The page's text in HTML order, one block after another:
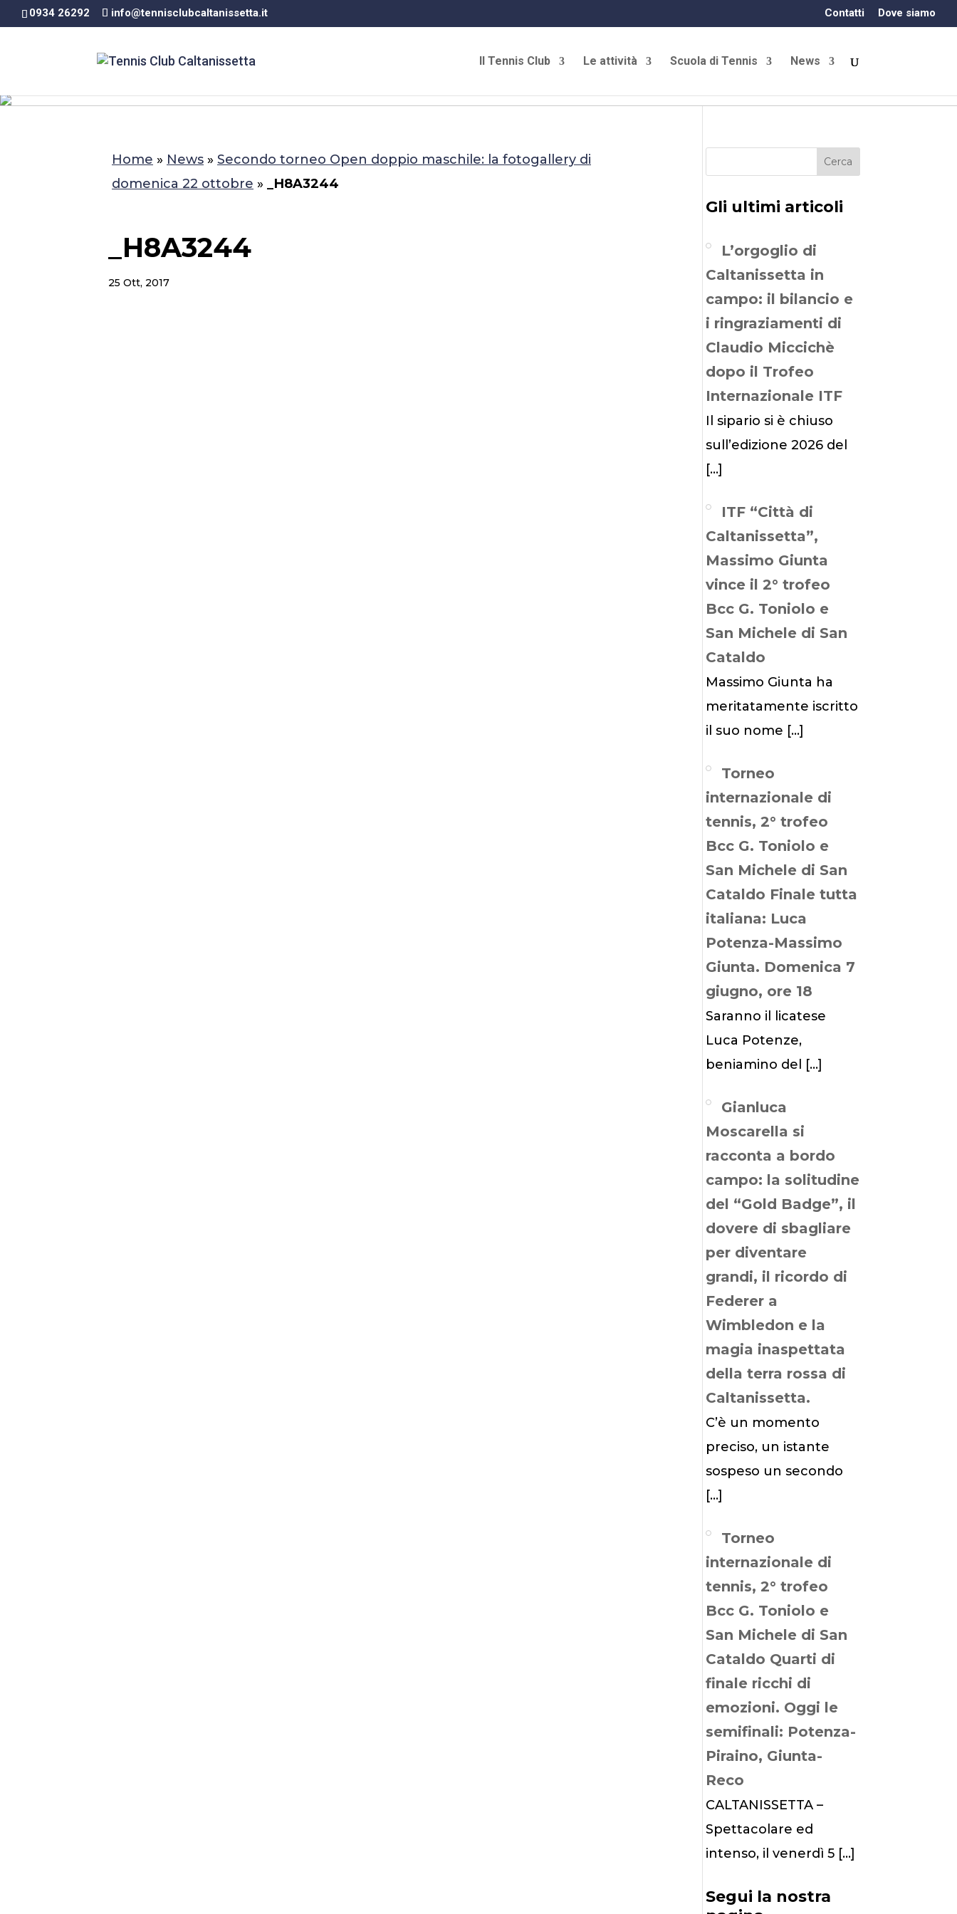
0934 26292 info@tennisclubcaltanissetta.it Contatti Dove siamo
Il Tennis Club Le attività Scuola di Tennis News
Home » News » Secondo torneo Open doppio maschile: la fotogallery di
domenica 22 ottobre » _H8A3244
_H8A3244
25 Ott, 2017
Cerca
Gli ultimi articoli
L’orgoglio di
Caltanissetta in
campo: il bilancio e
i ringraziamenti di
Claudio Miccichè
dopo il Trofeo
Internazionale ITF
Il sipario si è chiuso
sull’edizione 2026 del
[…]
ITF “Città di
Caltanissetta”,
Massimo Giunta
vince il 2° trofeo
Bcc G. Toniolo e
San Michele di San
Cataldo
Massimo Giunta ha
meritatamente iscritto
il suo nome […]
Torneo
internazionale di
tennis, 2° trofeo
Bcc G. Toniolo e
San Michele di San
Cataldo Finale tutta
italiana: Luca
Potenza-Massimo
Giunta. Domenica 7
giugno, ore 18
Saranno il licatese
Luca Potenze,
beniamino del
[…]
Gianluca
Moscarella si
racconta a bordo
campo: la solitudine
del “Gold Badge”, il
dovere di sbagliare
per diventare
grandi, il ricordo di
Federer a
Wimbledon e la
magia inaspettata
della terra rossa di
Caltanissetta.
C’è un momento
preciso, un istante
sospeso un secondo
[…]
Torneo
internazionale di
tennis, 2° trofeo
Bcc G. Toniolo e
San Michele di San
Cataldo Quarti di
finale ricchi di
emozioni. Oggi le
semifinali: Potenza-
Piraino, Giunta-
Reco
CALTANISSETTA –
Spettacolare ed
intenso, il venerdì 5 […]
Segui la nostra